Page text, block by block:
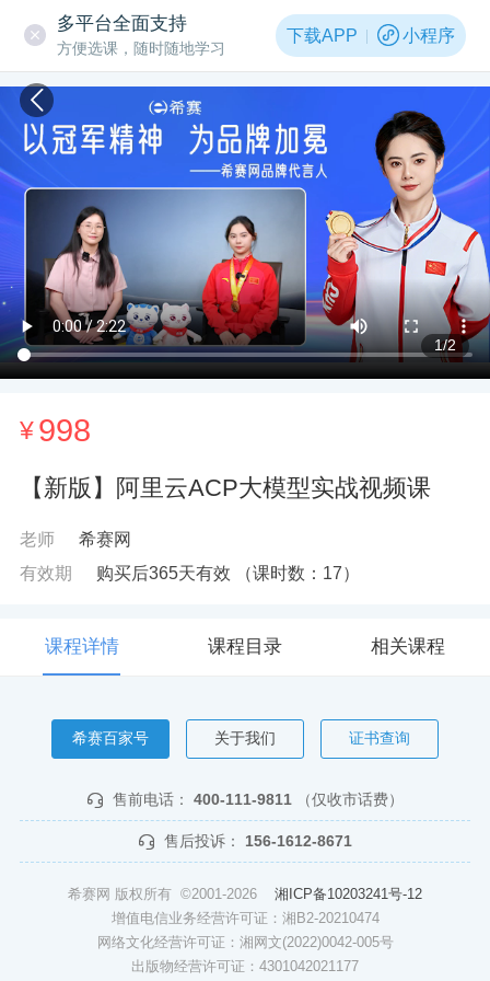
多平台全面支持
方便选课，随时随地学习
下载APP 小程序
1/2
¥998
【新版】阿里云ACP大模型实战视频课
老师
希赛网
有效期
购买后365天有效 （课时数： 17）
课程详情 课程目录 相关课程
希赛百家号 关于我们 证书查询
售前电话： 400-111-9811 （仅收市话费）
售后投诉： 156-1612-8671
希赛网 版权所有 ©2001-2026 湘ICP备10203241号-12
增值电信业务经营许可证：湘B2-20210474
网络文化经营许可证：湘网文(2022)0042-005号
出版物经营许可证：4301042021177